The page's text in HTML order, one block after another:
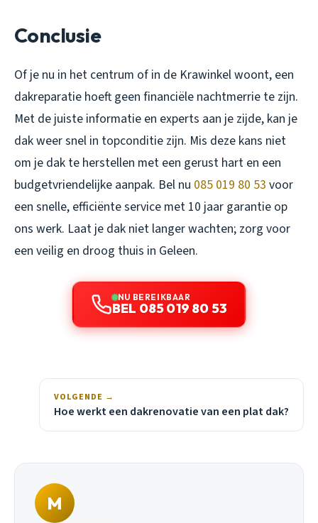
Conclusie
Of je nu in het centrum of in de Krawinkel woont, een
dakreparatie hoeft geen financiële nachtmerrie te zijn.
Met de juiste informatie en experts aan je zijde, kan je
dak weer snel in topconditie zijn. Mis deze kans niet
om je dak te herstellen met een gerust hart en een
budgetvriendelijke aanpak. Bel nu 085 019 80 53 voor
een snelle, efficiënte service met 10 jaar garantie op
ons werk. Laat je dak niet langer wachten; zorg voor
een veilig en droog thuis in Geleen.
NU BEREIKBAAR
BEL 085 019 80 53
VOLGENDE →
Hoe werkt een dakrenovatie van een plat dak?
M